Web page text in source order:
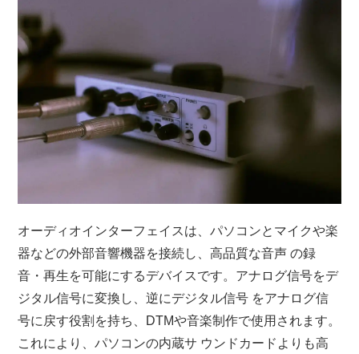
オーディオインターフェイスは、パソコンとマイクや楽
器などの外部音響機器を接続し、高品質な音声 の録
音・再生を可能にするデバイスです。アナログ信号をデ
ジタル信号に変換し、逆にデジタル信号 をアナログ信
号に戻す役割を持ち、DTMや音楽制作で使用されます。
これにより、パソコンの内蔵サ ウンドカードよりも高